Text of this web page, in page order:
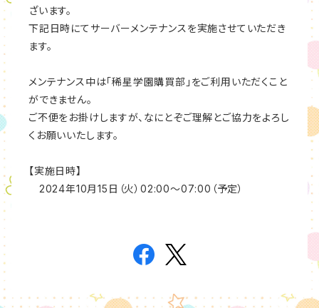
ざいます。
下記日時にてサーバーメンテナンスを実施させていただき
ます。
メンテナンス中は「稀星学園購買部」をご利用いただくこと
ができません。
ご不便をお掛けしますが、なにとぞご理解とご協力をよろし
くお願いいたします。
【実施日時】
2024年10月15日（火）02:00～07:00（予定）